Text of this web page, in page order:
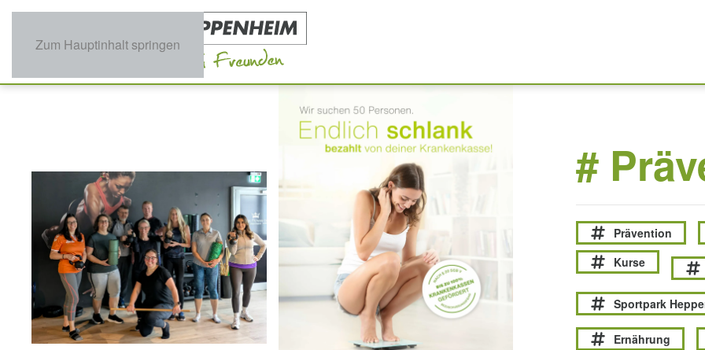
Zum Hauptinhalt springen
#
Prävention
Kurse
Sportpark
Ernährung